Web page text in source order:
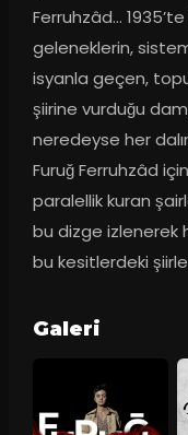
Ferruhzâd...
geleneklerin,
isyanla geçen, topu
şiirine vurduğu
neredeyse her
Furuğ Ferruhzâd
paralellik kuran
bu dizge izlenerek
bu kesitlerdeki
Galeri